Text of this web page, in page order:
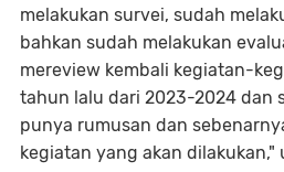
melakukan survei, sudah
bahkan sudah melakukan
mereview kembali kegiatan-
tahun lalu dari 2023-2024 dan
punya rumusan dan
kegiatan yang akan dilakukan,"